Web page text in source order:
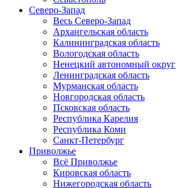
Северо-Запад
Весь Северо-Запад
Архангельская область
Калининградская область
Вологодская область
Ненецкий автономный округ
Ленинградская область
Мурманская область
Новгородская область
Псковская область
Республика Карелия
Республика Коми
Санкт-Петербург
Приволжье
Всё Приволжье
Кировская область
Нижегородская область